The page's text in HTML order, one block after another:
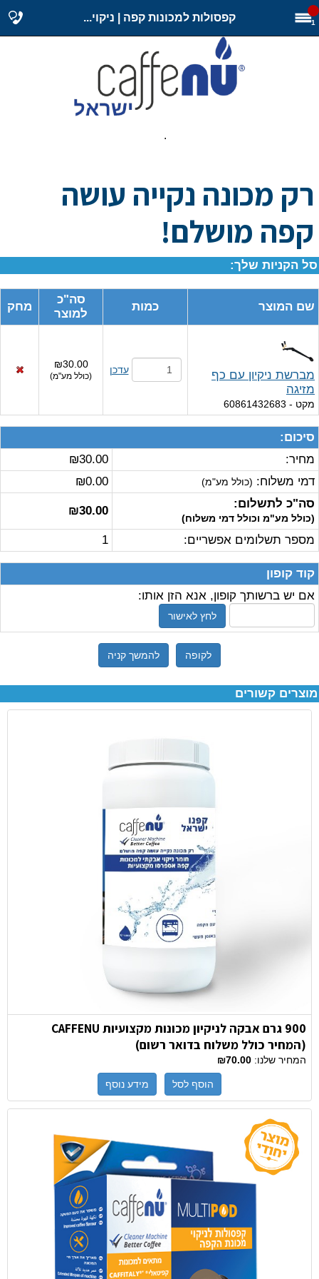
1 קפסולות למכונות קפה | ניקוי...
.
רק מכונה נקייה עושה
קפה מושלם!
סל הקניות שלך:
שם המוצר כמות
סה"כ
למוצר
מחק
מברשת ניקיון עם כף
מזיגה
מקט - 60861432683
עדכן ₪30.00
(כולל מע"מ)
סיכום:
מחיר:
₪30.00
דמי משלוח: (כולל מע"מ)
₪0.00
סה"כ לתשלום:
(כולל מע"מ וכולל דמי משלוח)
₪30.00
מספר תשלומים אפשריים: 1
קוד קופון
אם יש ברשותך קופון, אנא הזן אותו:
לחץ לאישור
לקופה להמשך קניה
מוצרים קשורים
900 גרם אבקה לניקיון מכונות מקצועיות CAFFENU
(המחיר כולל משלוח בדואר רשום)
המחיר שלנו: ₪70.00
הוסף לסל מידע נוסף